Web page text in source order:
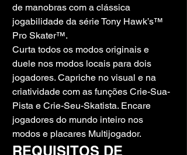
de manobras com a clássica
jogabilidade da série Tony Hawk’s™
Pro Skater™.
Curta todos os modos originais e
duele nos modos locais para dois
jogadores. Capriche no visual e na
criatividade com as funções Crie-Sua-
Pista e Crie-Seu-Skatista. Encare
jogadores do mundo inteiro nos
modos e placares Multijogador.
REQUISITOS DE